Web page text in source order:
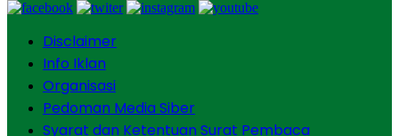
Disclaimer
Info Iklan
Organisasi
Pedoman Media Siber
Syarat dan Ketentuan Surat Pembaca